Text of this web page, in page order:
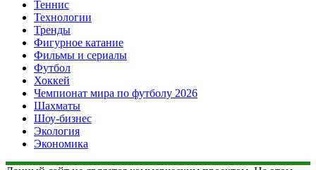
Теннис
Технологии
Тренды
Фигурное катание
Фильмы и сериалы
Футбол
Хоккей
Чемпионат мира по футболу 2026
Шахматы
Шоу-бизнес
Экология
Экономика